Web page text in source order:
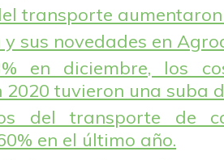
transporte aumentaron
sus novedades en
en diciembre, los
2020 tuvieron una suba
del transporte de
en el último año.